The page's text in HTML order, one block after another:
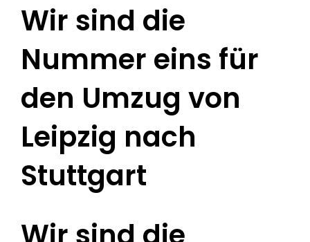
Wir sind die
Nummer eins für
den Umzug von
Leipzig nach
Stuttgart